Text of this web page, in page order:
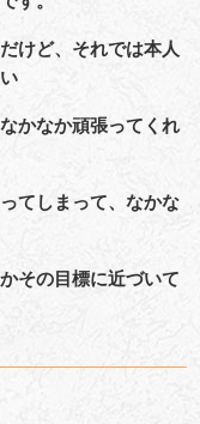
けど、それでは本人
かなか頑張ってくれ
てしまって、なかな
その目標に近づいて